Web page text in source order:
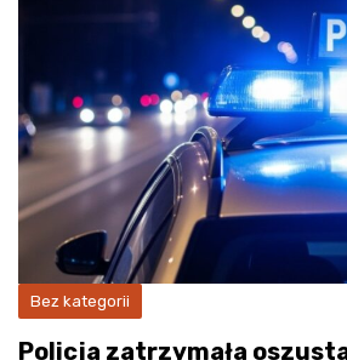
Bez kategorii
Policja zatrzymała